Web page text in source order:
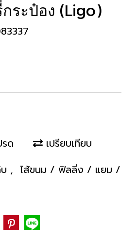
ระป๋อง (Ligo)
รด
เปรียบเทียบ
, ไส้ขนม / ฟิลลิ่ง / แยม /